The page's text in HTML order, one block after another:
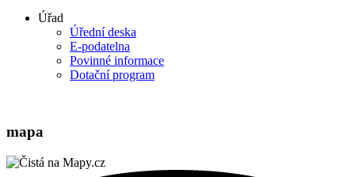
Úřad
Úřední deska
E-podatelna
Povinné informace
Dotační program
mapa